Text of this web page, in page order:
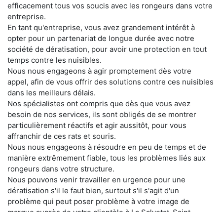
efficacement tous vos soucis avec les rongeurs dans votre
entreprise.
En tant qu'entreprise, vous avez grandement intérêt à
opter pour un partenariat de longue durée avec notre
société de dératisation, pour avoir une protection en tout
temps contre les nuisibles.
Nous nous engageons à agir promptement dès votre
appel, afin de vous offrir des solutions contre ces nuisibles
dans les meilleurs délais.
Nos spécialistes ont compris que dès que vous avez
besoin de nos services, ils sont obligés de se montrer
particulièrement réactifs et agir aussitôt, pour vous
affranchir de ces rats et souris.
Nous nous engageons à résoudre en peu de temps et de
manière extrêmement fiable, tous les problèmes liés aux
rongeurs dans votre structure.
Nous pouvons venir travailler en urgence pour une
dératisation s'il le faut bien, surtout s'il s'agit d'un
problème qui peut poser problème à votre image de